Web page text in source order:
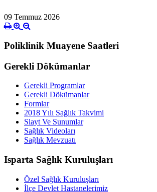
09 Temmuz 2026
Poliklinik Muayene Saatleri
Gerekli Dökümanlar
Gerekli Programlar
Gerekli Dökümanlar
Formlar
2018 Yılı Sağlık Takvimi
Slayt Ve Sunumlar
Sağlık Videoları
Sağlık Mevzuatı
Isparta Sağlık Kuruluşları
Özel Sağlık Kuruluşları
İlçe Devlet Hastanelerimiz